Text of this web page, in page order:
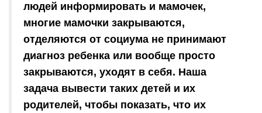
людей информировать и мамочек,
многие мамочки закрываются,
отделяются от социума не принимают
диагноз ребенка или вообще просто
закрываются, уходят в себя. Наша
задача вывести таких детей и их
родителей, чтобы показать, что их